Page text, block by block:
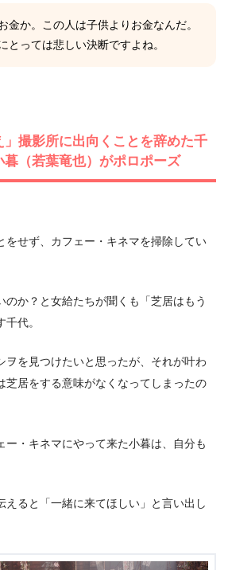
金か。この人は子供よりお金なんだ。
とっては悲しい決断ですよね。
」撮影所に出向くことを辞めた千
（若葉竜也）がポロポーズ
をせず、カフェー・キネマを掃除してい
のか？と女給たちが聞くも「芝居はもう
代。
ヲを見つけたいと思ったが、それが叶わ
芝居をする意味がなくなってしまったの
ー・キネマにやって来た小暮は、自分も
えると「一緒に来てほしい」と言い出し